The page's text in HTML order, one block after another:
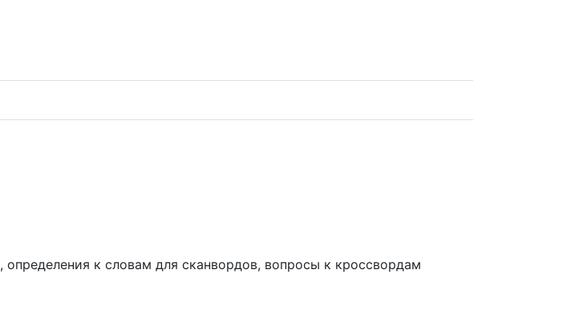
к словам для сканвордов, вопросы к кроссвордам